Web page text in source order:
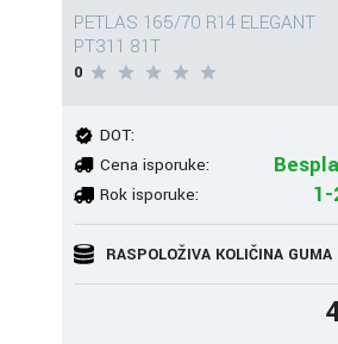
PETLAS 165/70 R14 ELEGANT
PT311 81T
0
DOT:
Cena isporuke:
Rok isporuke:
RASPOLOŽIVA KOLIČINA GUMA